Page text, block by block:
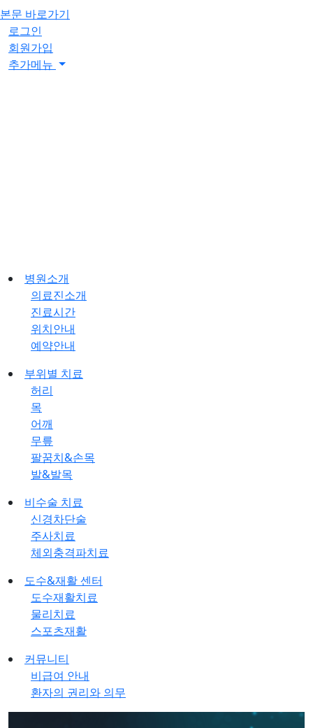
본문 바로가기
로그인
회원가입
추가메뉴
병원소개
의료진소개
진료시간
위치안내
예약안내
부위별 치료
허리
목
어깨
무릎
팔꿈치&손목
발&발목
비수술 치료
신경차단술
주사치료
체외충격파치료
도수&재활 센터
도수재활치료
물리치료
스포츠재활
커뮤니티
비급여 안내
환자의 권리와 의무